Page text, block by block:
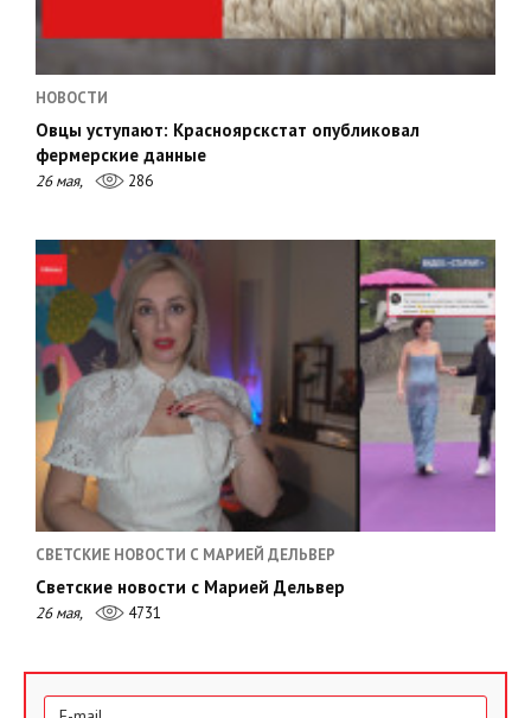
НОВОСТИ
Овцы уступают: Красноярскстат опубликовал
фермерские данные
26 мая, 286
СВЕТСКИЕ НОВОСТИ С МАРИЕЙ ДЕЛЬВЕР
Светские новости с Марией Дельвер
26 мая, 4731